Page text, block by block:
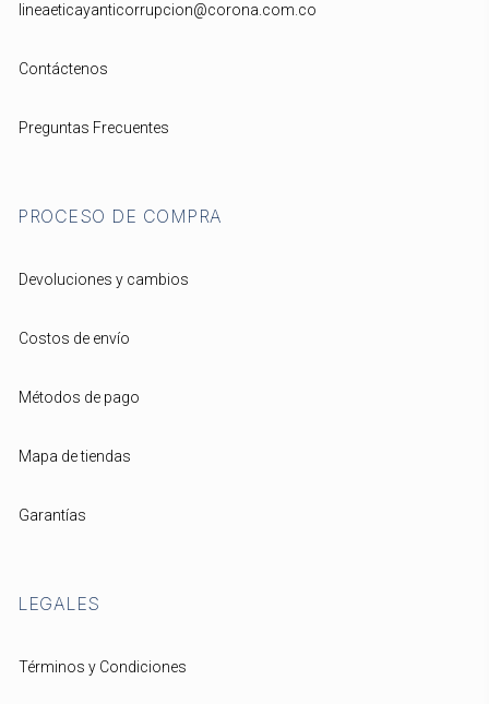
lineaeticayanticorrupcion@corona.com.co
Contáctenos
Preguntas Frecuentes
PROCESO DE COMPRA
Devoluciones y cambios
Costos de envío
Métodos de pago
Mapa de tiendas
Garantías
LEGALES
Términos y Condiciones